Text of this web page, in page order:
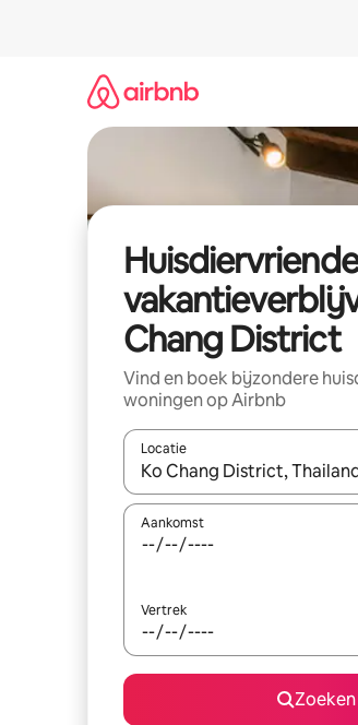
Chang District
Vind en boek bijzondere
woningen op Airbnb
Locatie
Wanneer er resultaten
Aankomst
Vertrek
Zoeken